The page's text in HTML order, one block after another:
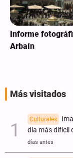
Informe
Arbaín
Más visitados
Culturales
día más difícil
días antes